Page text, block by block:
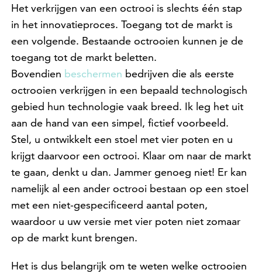
Het verkrijgen van een octrooi is slechts één stap
in het innovatieproces. Toegang tot de markt is
een volgende. Bestaande octrooien kunnen je de
toegang tot de markt beletten.
Bovendien beschermen bedrijven die als eerste
octrooien verkrijgen in een bepaald technologisch
gebied hun technologie vaak breed. Ik leg het uit
aan de hand van een simpel, fictief voorbeeld.
Stel, u ontwikkelt een stoel met vier poten en u
krijgt daarvoor een octrooi. Klaar om naar de markt
te gaan, denkt u dan. Jammer genoeg niet! Er kan
namelijk al een ander octrooi bestaan op een stoel
met een niet-gespecificeerd aantal poten,
waardoor u uw versie met vier poten niet zomaar
op de markt kunt brengen.
Het is dus belangrijk om te weten welke octrooien